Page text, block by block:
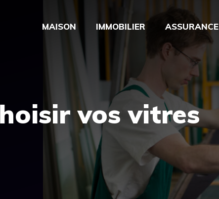
MAISON IMMOBILIER ASSURANCE
vos vitres